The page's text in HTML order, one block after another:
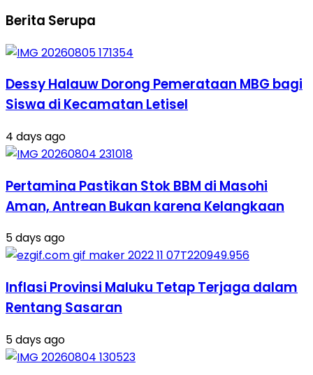
Berita Serupa
Dessy Halauw Dorong Pemerataan MBG bagi
Siswa di Kecamatan Letisel
4 days ago
Pertamina Pastikan Stok BBM di Masohi
Aman, Antrean Bukan karena Kelangkaan
5 days ago
Inflasi Provinsi Maluku Tetap Terjaga dalam
Rentang Sasaran
5 days ago